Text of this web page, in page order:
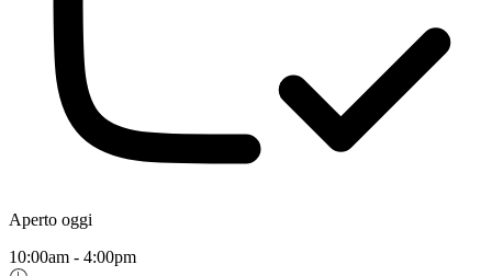
Aperto oggi
10:00am - 4:00pm